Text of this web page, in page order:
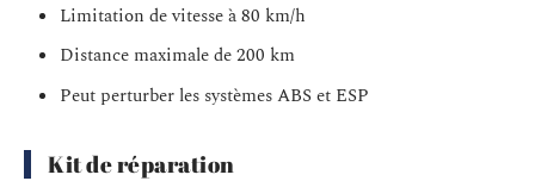
Limitation de vitesse à 80 km/h
Distance maximale de 200 km
Peut perturber les systèmes ABS et ESP
Kit de réparation